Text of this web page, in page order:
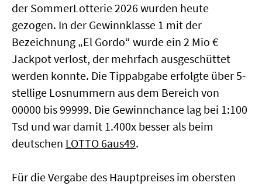
der SommerLotterie 2026 wurden heute
gezogen. In der Gewinnklasse 1 mit der
Bezeichnung „El Gordo“ wurde ein 2 Mio €
Jackpot verlost, der mehrfach ausgeschüttet
werden konnte. Die Tippabgabe erfolgte über 5-
stellige Losnummern aus dem Bereich von
00000 bis 99999. Die Gewinnchance lag bei 1:100
Tsd und war damit 1.400x besser als beim
deutschen LOTTO 6aus49.
Für die Vergabe des Hauptpreises im obersten